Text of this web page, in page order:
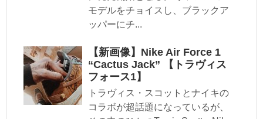
モデルをチョイスし、ブラックア
ッパーにチ...
【新画像】Nike Air Force 1
“Cactus Jack” 【トラヴィス
フォース1】
トラヴィス・スコットとナイキの
コラボが超話題になっているが、